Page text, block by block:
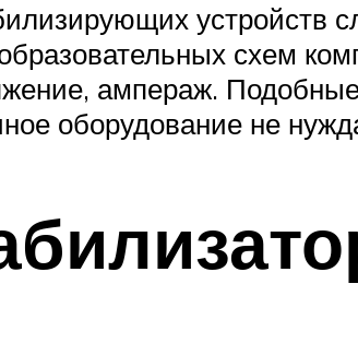
устройств
схем
ампераж.
оборудование не